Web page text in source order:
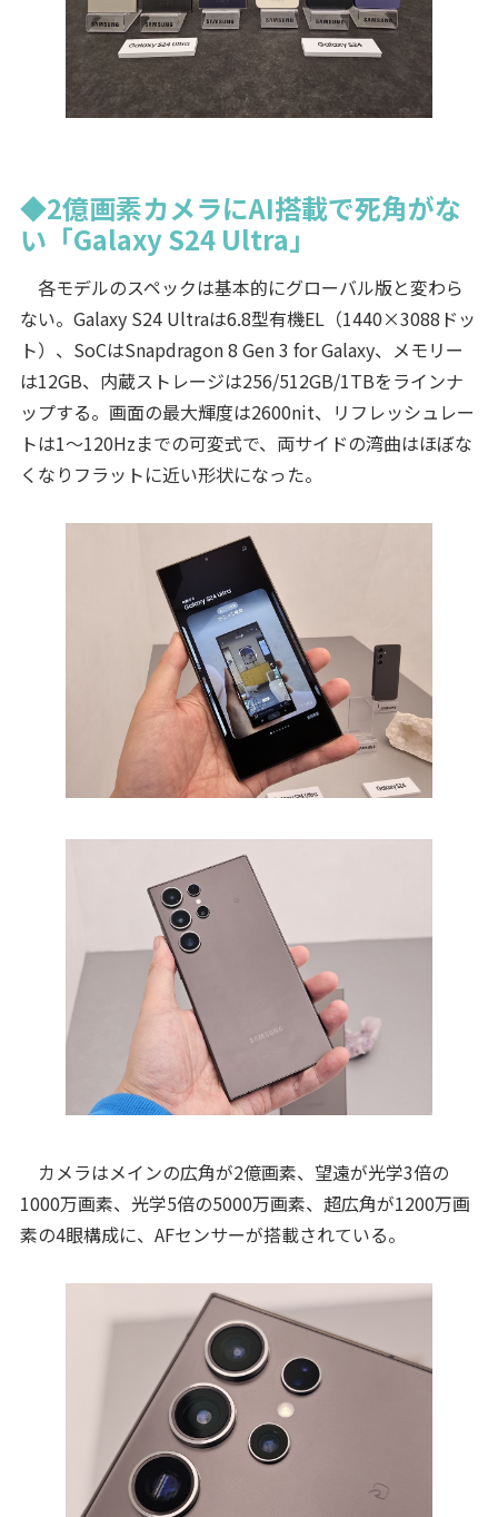
◆2億画素カメラにAI搭載で死角がな
い「Galaxy S24 Ultra」
各モデルのスペックは基本的にグローバル版と変わら
ない。Galaxy S24 Ultraは6.8型有機EL（1440×3088ドッ
ト）、SoCはSnapdragon 8 Gen 3 for Galaxy、メモリー
は12GB、内蔵ストレージは256/512GB/1TBをラインナ
ップする。画面の最大輝度は2600nit、リフレッシュレー
トは1～120Hzまでの可変式で、両サイドの湾曲はほぼな
くなりフラットに近い形状になった。
カメラはメインの広角が2億画素、望遠が光学3倍の
1000万画素、光学5倍の5000万画素、超広角が1200万画
素の4眼構成に、AFセンサーが搭載されている。